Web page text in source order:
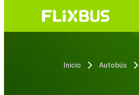
Inicio Autobús